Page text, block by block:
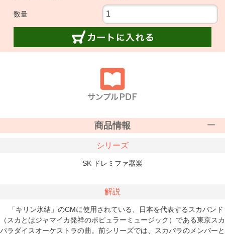
数量
商品情報
シリーズ
SK ドレミファ器楽
解説
「キリン氷結」のCMに使用されている、日本を代表するスカバンド
（スカとはジャマイカ発祥のポピュラーミュージック）である東京スカ
パラダイスオーケストラの曲。前シリーズでは、スカパラのメンバーと